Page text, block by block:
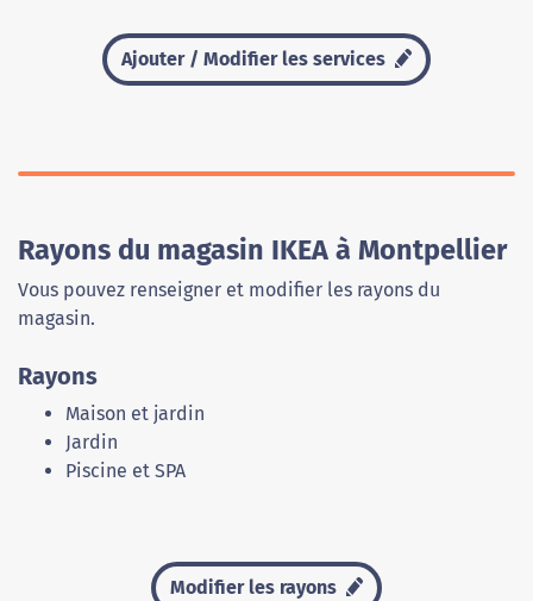
Ajouter / Modifier les services
Rayons du magasin IKEA à Montpellier
Vous pouvez renseigner et modifier les rayons du
magasin.
Rayons
Maison et jardin
Jardin
Piscine et SPA
Modifier les rayons